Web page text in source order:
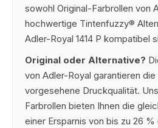
sowohl Original-Farbrollen von
hochwertige Tintenfuzzy®
Adler-Royal 1414 P kompatibel
Original oder Alternative?
von Adler-Royal garantieren
vorgesehene Druckqualität.
Farbrollen bieten Ihnen die
einer Ersparnis von bis zu 26